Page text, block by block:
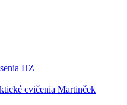
HZ
cvičenia Martinček